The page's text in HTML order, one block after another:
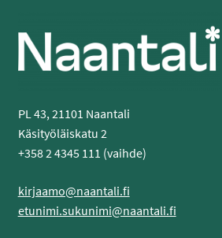
PL 43, 21101 Naantali
Käsityöläiskatu 2
+358 2 4345 111 (vaihde)
kirjaamo@naantali.fi
etunimi.sukunimi@naantali.fi